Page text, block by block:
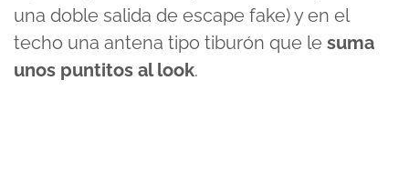
una doble salida de escape fake) y en el
techo una antena tipo tiburón que le suma
unos puntitos al look.